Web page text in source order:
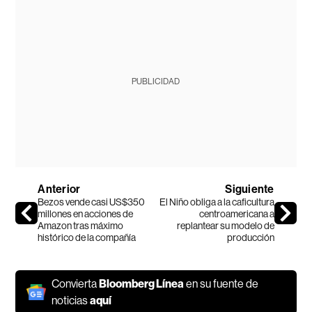
PUBLICIDAD
Anterior
Bezos vende casi US$350
millones en acciones de
Amazon tras máximo
histórico de la compañía
Siguiente
El Niño obliga a la caficultura
centroamericana a
replantear su modelo de
producción
ConviertaBloomberg Línea en su fuente de
noticiasaquí